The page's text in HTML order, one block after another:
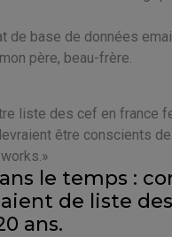
de base de données
père, beau-frère.
liste des cef en france
être conscients
le temps :
de liste
ans.